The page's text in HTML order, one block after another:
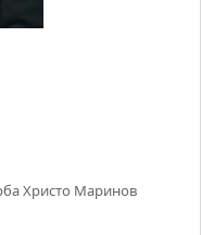
Христо Маринов